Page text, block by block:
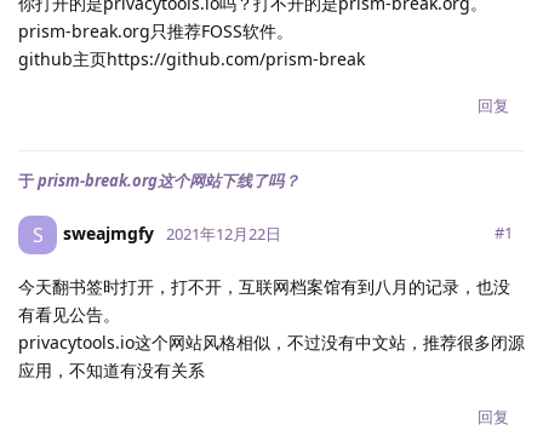
prism-break.org只推荐FOSS软件。
github主页https://github.com/prism-break
回复
于prism-break.org这个网站下线了吗？
S sweajmgfy 2021年12月22日 #1
今天翻书签时打开，打不开，互联网档案馆有到八月的记录，也没
有看见公告。
privacytools.io这个网站风格相似，不过没有中文站，推荐很多闭源
应用，不知道有没有关系
回复